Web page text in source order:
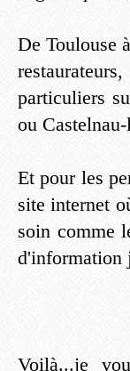
De Toulouse
particuliers
ou
Et pour les
site internet
soin comme
d'information
Voilà...je